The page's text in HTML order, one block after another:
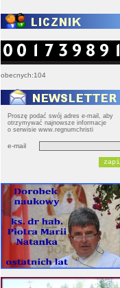
obecnych:104
Proszę podać swój adres e-mail, aby
otrzymywać najnowsze informacje
o serwisie www.regnumchristi
e-mail